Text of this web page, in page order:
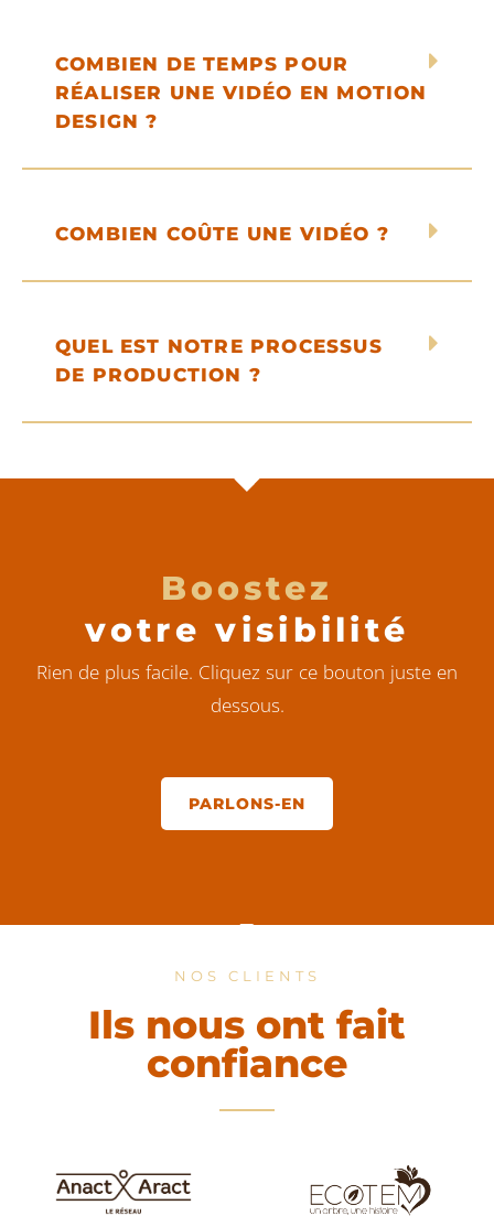
COMBIEN DE TEMPS POUR
RÉALISER UNE VIDÉO EN MOTION
DESIGN ?
COMBIEN COÛTE UNE VIDÉO ?
QUEL EST NOTRE PROCESSUS
DE PRODUCTION ?
Boostez
votre visibilité
Rien de plus facile. Cliquez sur ce bouton juste en
dessous.
PARLONS-EN
NOS CLIENTS
Ils nous ont fait
confiance